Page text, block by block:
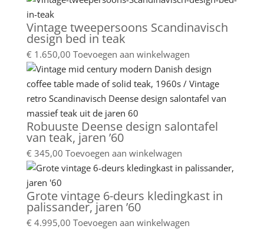
Vintage tweepersoons Scandinavisch
design bed in teak
€ 1.650,00 Toevoegen aan winkelwagen
Robuuste Deense design salontafel
van teak, jaren ’60
€ 345,00 Toevoegen aan winkelwagen
Grote vintage 6-deurs kledingkast in
palissander, jaren ’60
€ 4.995,00 Toevoegen aan winkelwagen